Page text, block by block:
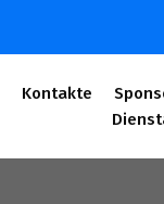
Kontakte